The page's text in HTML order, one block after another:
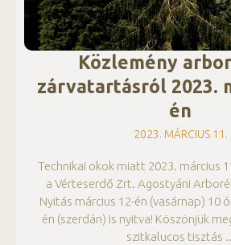
Közlemény
zárvatartásról 2023.
én
2023. MÁRCIUS 11.
Technikai okok miatt 2023. március
a Vérteserdő Zrt. Agostyáni
Nyitás március 12-én (vasárnap) 10
én (szerdán) is nyitva! Köszönjük
szitkalucos tisztás